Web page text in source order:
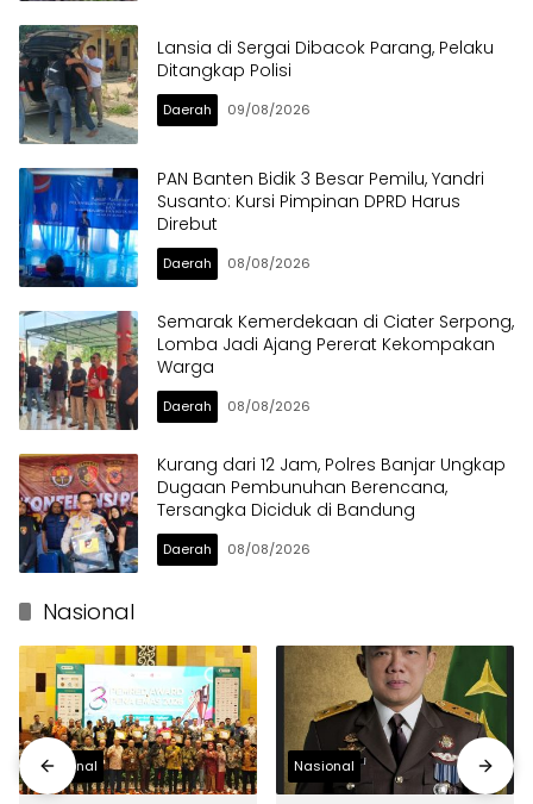
Lansia di Sergai Dibacok Parang, Pelaku
Ditangkap Polisi
Daerah 09/08/2026
PAN Banten Bidik 3 Besar Pemilu, Yandri
Susanto: Kursi Pimpinan DPRD Harus
Direbut
Daerah 08/08/2026
Semarak Kemerdekaan di Ciater Serpong,
Lomba Jadi Ajang Pererat Kekompakan
Warga
Daerah 08/08/2026
Kurang dari 12 Jam, Polres Banjar Ungkap
Dugaan Pembunuhan Berencana,
Tersangka Diciduk di Bandung
Daerah 08/08/2026
Nasional
Nasional Nasional